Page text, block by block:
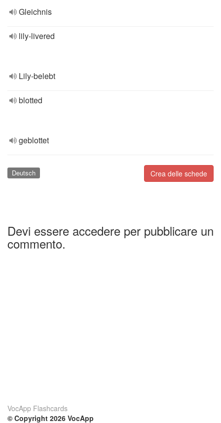
Gleichnis
lily-livered
Lily-belebt
blotted
geblottet
Crea delle schede
Deutsch
Devi essere accedere per pubblicare un
commento.
VocApp Flashcards
© Copyright 2026 VocApp